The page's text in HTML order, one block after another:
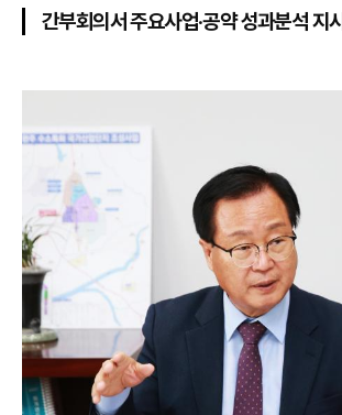
간부회의서 주요사업‧공약 성과분석 지시